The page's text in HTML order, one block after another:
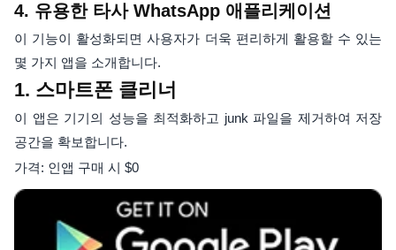
4. 유용한 타사 WhatsApp 애플리케이션
이 기능이 활성화되면 사용자가 더욱 편리하게 활용할 수 있는
몇 가지 앱을 소개합니다.
1. 스마트폰 클리너
이 앱은 기기의 성능을 최적화하고 junk 파일을 제거하여 저장
공간을 확보합니다.
가격: 인앱 구매 시 $0